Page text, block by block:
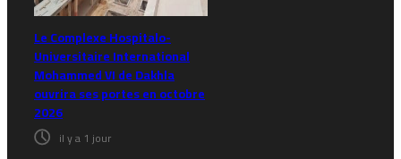
Le Complexe Hospitalo-
Universitaire International
Mohammed VI de Dakhla
ouvrira ses portes en octobre
2026
il y a 1 jour